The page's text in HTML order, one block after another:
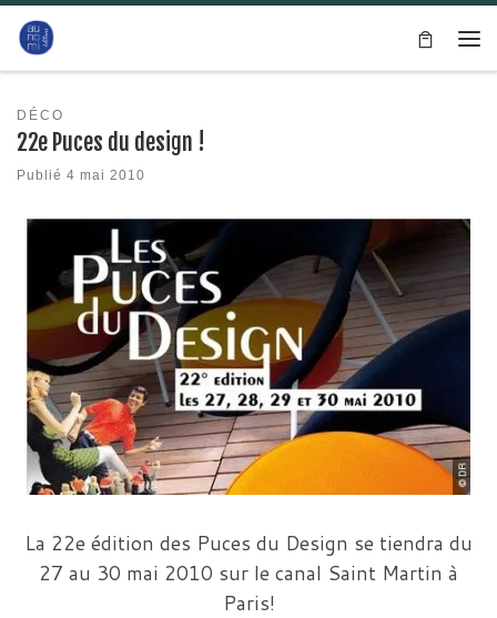
Passer au contenu
DÉCO
22e Puces du design !
Publié 4 mai 2010
La 22e édition des Puces du Design se tiendra du
27 au 30 mai 2010 sur le canal Saint Martin à
Paris!